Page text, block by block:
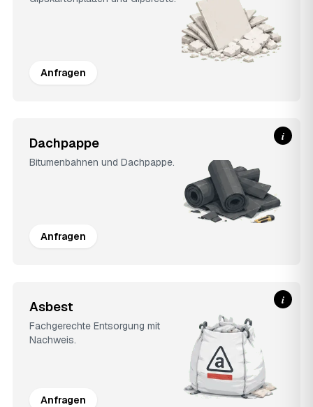
Anfragen
Dachpappe
Bitumenbahnen und Dachpappe.
Anfragen
i
Asbest
Fachgerechte Entsorgung mit
Nachweis.
Anfragen
i